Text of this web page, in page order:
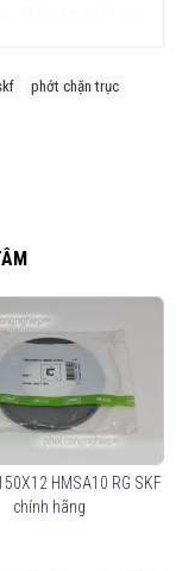
SKF, cam kết hoàn
phớt chặn trục
HMSA10 RG SKF
chính hãng